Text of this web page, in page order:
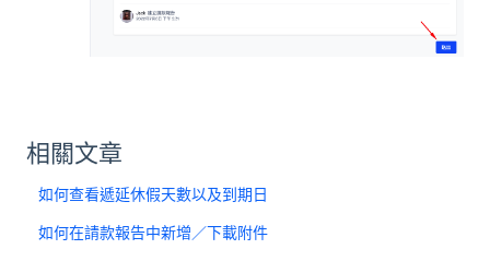
相關文章
如何查看遞延休假天數以及到期日
如何在請款報告中新增／下載附件